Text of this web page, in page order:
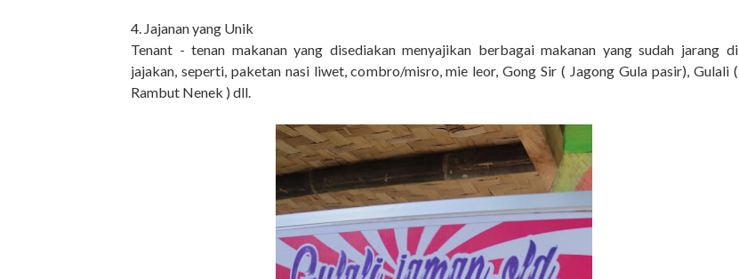
4. Jajanan yang Unik
Tenant - tenan makanan yang disediakan menyajikan berbagai makanan yang sudah jarang di
jajakan, seperti, paketan nasi liwet, combro/misro, mie leor, Gong Sir ( Jagong Gula pasir), Gulali (
Rambut Nenek ) dll.